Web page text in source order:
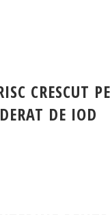
CRESCUT
DE IOD